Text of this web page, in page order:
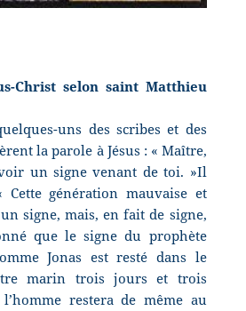
Christ selon saint Matthieu
uns des scribes et des
la parole à Jésus : « Maître,
un signe venant de toi. »Il
génération mauvaise et
signe, mais, en fait de signe,
que le signe du prophète
Jonas est resté dans le
marin trois jours et trois
restera de même au